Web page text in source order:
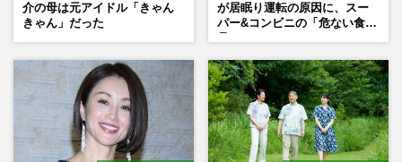
介の母は元アイドル「きゃん
きゃん」だった
が居眠り運転の原因に、スー
パー&コンビニの「危ない食